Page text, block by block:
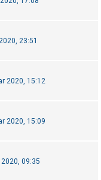
23:51
2020, 15:12
2020, 15:09
09:35